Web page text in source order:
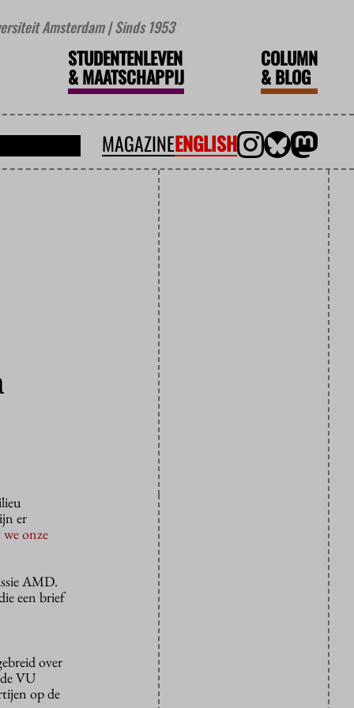
Amsterdam | Sinds 1953
STUDENTENLEVEN
&MAATSCHAPPIJ
COLUMN
&BLOG
MAGAZINEENGLISH
er
onze
AMD.
een brief
over
VU
op de